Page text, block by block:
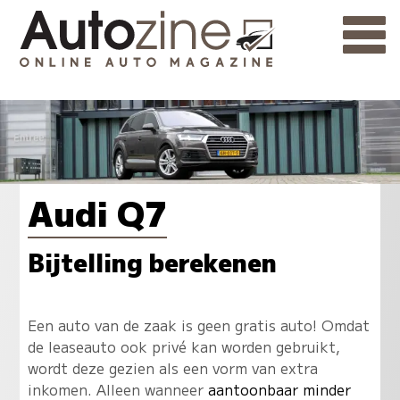
Audi Q7
Bijtelling berekenen
Een auto van de zaak is geen gratis auto! Omdat
de leaseauto ook privé kan worden gebruikt,
wordt deze gezien als een vorm van extra
inkomen. Alleen wanneer aantoonbaar minder